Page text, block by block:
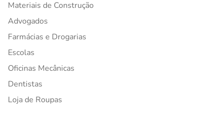
Materiais de Construção
Advogados
Farmácias e Drogarias
Escolas
Oficinas Mecânicas
Dentistas
Loja de Roupas